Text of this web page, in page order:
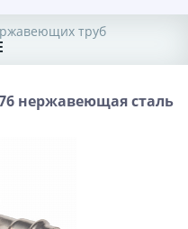
труб
нержавеющая сталь